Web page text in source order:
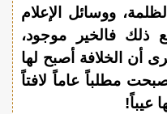
ووسائل الإعلام
ذلك فالخير موجود،
أن الخلافة أصبح لها
مطلباً عاماً لافتاً
عيباً!